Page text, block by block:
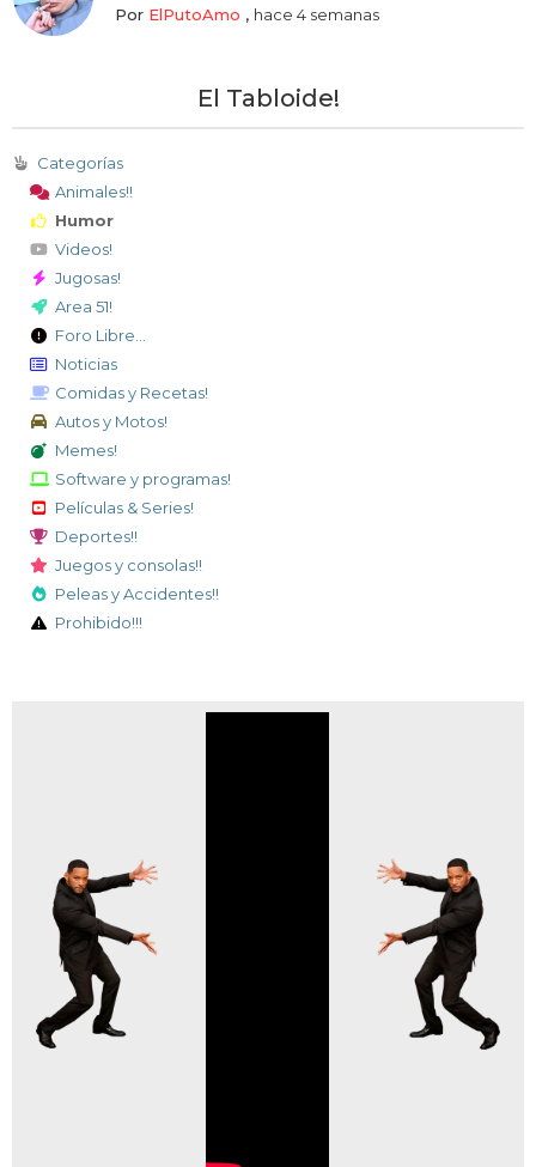
Por ElPutoAmo , hace 4 semanas
El Tabloide!
Categorías
Animales!!
Humor
Videos!
Jugosas!
Area 51!
Foro Libre...
Noticias
Comidas y Recetas!
Autos y Motos!
Memes!
Software y programas!
Películas & Series!
Deportes!!
Juegos y consolas!!
Peleas y Accidentes!!
Prohibido!!!